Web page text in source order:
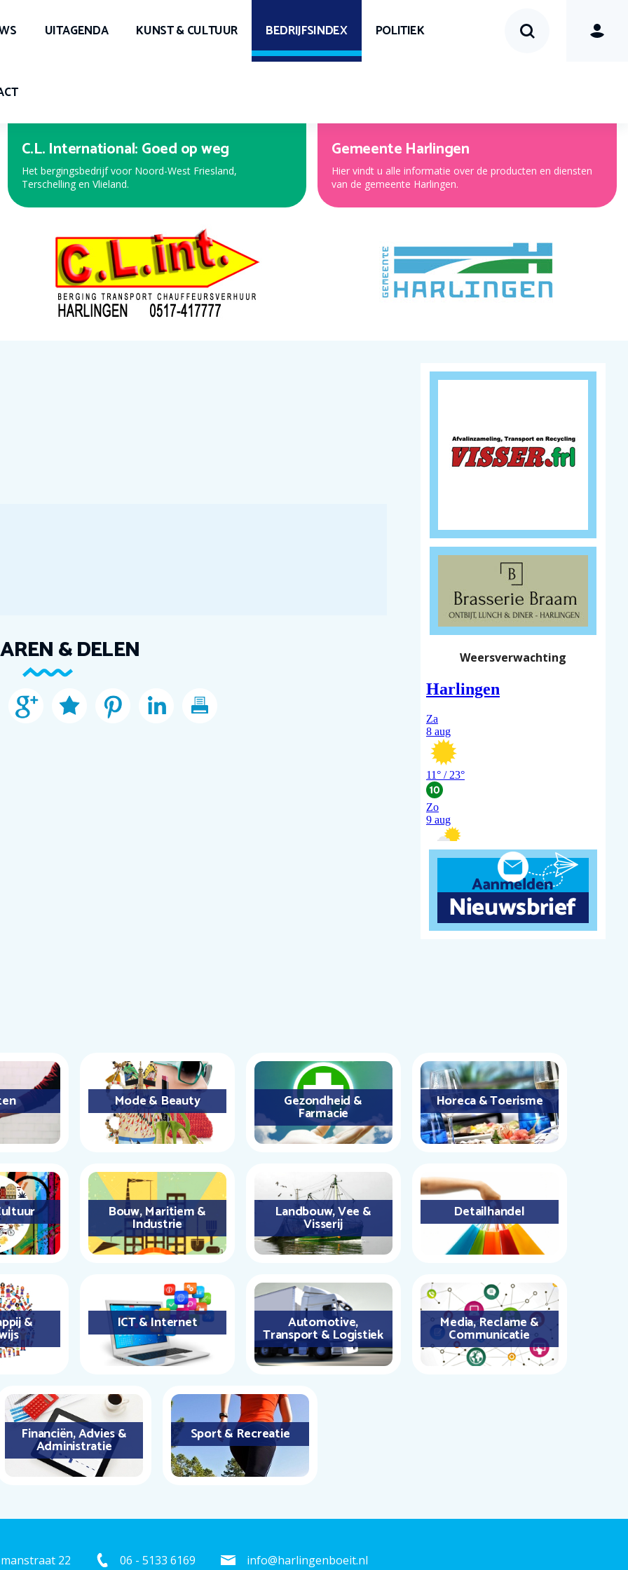
UITAGENDA KUNST & CULTUUR BEDRIJFSINDEX POLITIEK
C.L. International: Goed op weg
Het bergingsbedrijf voor Noord-West Friesland,
Terschelling en Vlieland.
Gemeente Harlingen
Hier vindt u alle informatie over de producten en diensten
van de gemeente Harlingen.
& DELEN Weersverwachting
Mode & Beauty Gezondheid &
Farmacie
Horeca & Toerisme
Bouw, Maritiem &
Industrie
Landbouw, Vee &
Visserij
Detailhandel
& ICT & Internet Automotive,
Transport & Logistiek
Media, Reclame &
Communicatie
Financiën, Advies &
Administratie
Sport & Recreatie
22
06 - 5133 6169 info@harlingenboeit.nl